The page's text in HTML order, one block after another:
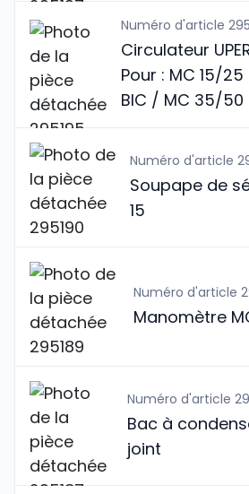
Numéro d'article
Circulateur
Pour : MC 15/
BIC / MC 35/50
Numéro d'article
Soupape de
15
Numéro d'article
Manomètre
Numéro d'article
Bac à
joint